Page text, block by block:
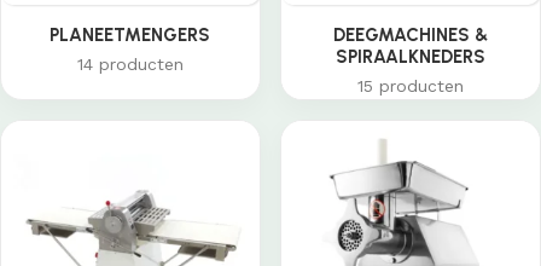
PLANEETMENGERS
14 producten
DEEGMACHINES &
SPIRAALKNEDERS
15 producten